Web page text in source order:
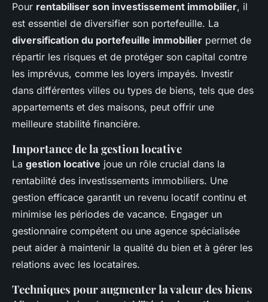
Pour rentabiliser son investissement immobilier, il
est essentiel de diversifier son portefeuille. La
diversification du portefeuille immobilier permet de
répartir les risques et de protéger son capital contre
les imprévus, comme les loyers impayés. Investir
dans différentes villes ou types de biens, tels que des
appartements et des maisons, peut offrir une
meilleure stabilité financière.
Importance de la gestion locative
La gestion locative joue un rôle crucial dans la
rentabilité des investissements immobiliers. Une
gestion efficace garantit un revenu locatif continu et
minimise les périodes de vacance. Engager un
gestionnaire compétent ou une agence spécialisée
peut aider à maintenir la qualité du bien et à gérer les
relations avec les locataires.
Techniques pour augmenter la valeur des biens